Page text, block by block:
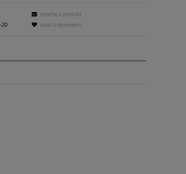
20
zapytaj o produkt
poleć znajomemu